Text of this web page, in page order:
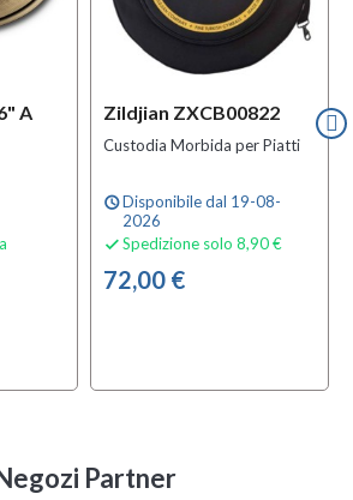
A
Zildjian ZXCB00822
Custodia Morbida per Piatti
scheduleDisponibile dal 19-08-
2026
 Spedizione solo 8,90 €
72,00 €
Partner